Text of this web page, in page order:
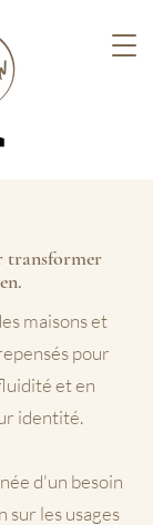
transformer
maisons et
pour
et en
identité.
d'un besoin
sur les usages